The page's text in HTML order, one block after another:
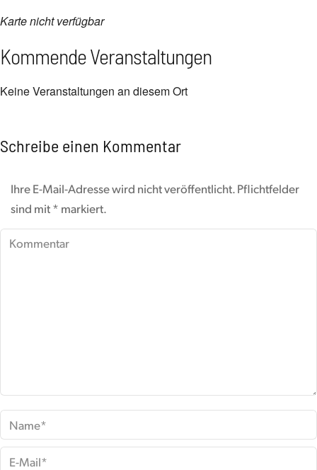
Karte nicht verfügbar
Kommende Veranstaltungen
Keine Veranstaltungen an diesem Ort
Schreibe einen Kommentar
Ihre E-Mail-Adresse wird nicht veröffentlicht. Pflichtfelder
sind mit* markiert.
Kommentar
Name *
E-Mail *